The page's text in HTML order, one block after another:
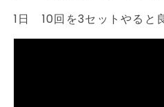
1日 10回を3セットやると